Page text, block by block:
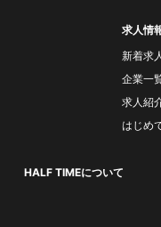
求人情
新着求
企業一
求人紹
はじめ
HALF TIMEについて